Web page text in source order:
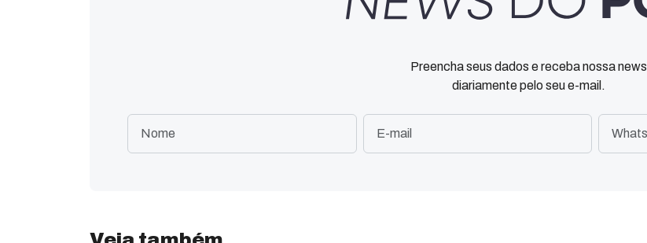
Preencha seus dados e receba nossa news
diariamente pelo seu e-mail.